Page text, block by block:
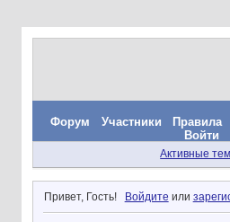
Форум Участники Правила
Войти
Активные
Привет, Гость! Войдите или